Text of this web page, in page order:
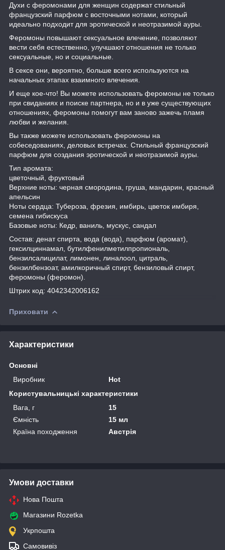
Духи с феромонами для женщин содержат стильный
французский парфюм с восточными нотами, который
идеально подходит для эротической и неотразимой ауры.
Феромоны повышают сексуальное влечение, позволяют
вести себя естественно, улучшают отношения не только
сексуальные, но и социальные.
В сексе они, вероятно, больше всего используются на
начальных этапах взаимного влечения.
И еще кое-что! Вы можете использовать феромоны не только
при свиданиях и поиске партнера, но и в уже существующих
отношениях, феромоны помогут вам заново зажечь пламя
любви и желания.
Вы также можете использовать феромоны на
собеседованиях, деловых встречах. Стильный французский
парфюм для создания эротической и неотразимой ауры.
Тип аромата:
цветочный, фруктовый
Верхние ноты: черная смородина, груша, мандарин, красный
апельсин
Ноты сердца: Тубероза, фрезия, имбирь, цветок имбиря,
семена гибискуса
Базовые ноты: Кедр, ваниль, мускус, сандал
Состав: денат спирта, вода (вода), парфюм (аромат),
гексилциннамал, бутилфенилметилпропиональ,
бензилсалицилат, лимонен, линалоол, цитраль,
бензилбензоат, амилкоричный спирт, бензиловый спирт,
феромоны (феромон).
Штрих код: 4042342006162
Приховати
Характеристики
Основні
Виробник
Hot
Користувальницькі характеристики
Вага, г
15
Ємність
15 мл
Країна походження
Австрія
Умови доставки
Нова Пошта
Магазини Rozetka
Укрпошта
Самовивіз